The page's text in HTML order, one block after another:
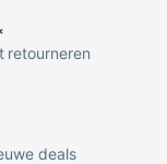
retourneren
deals